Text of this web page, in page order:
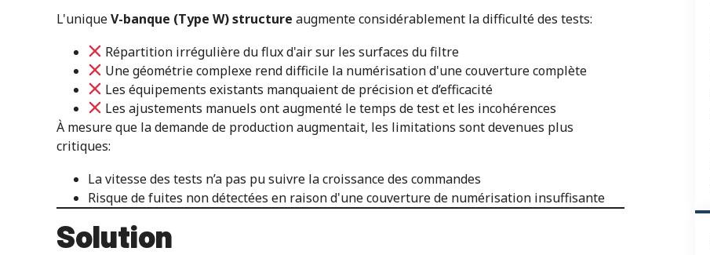
L'uniqueV-banque (Type W) structure augmente considérablement la difficulté des tests:
Répartition irrégulière du flux d'air sur les surfaces du filtre
Une géométrie complexe rend difficile la numérisation d'une couverture complète
Les équipements existants manquaient de précision et d’efficacité
Les ajustements manuels ont augmenté le temps de test et les incohérences
À mesure que la demande de production augmentait, les limitations sont devenues plus
critiques:
La vitesse des tests n’a pas pu suivre la croissance des commandes
Risque de fuites non détectées en raison d'une couverture de numérisation insuffisante
Solution